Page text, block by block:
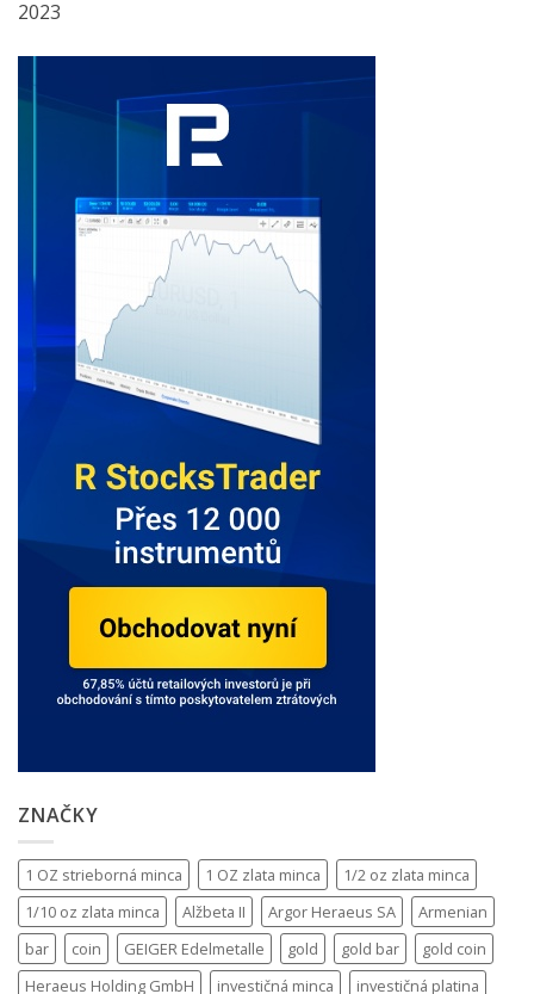
2023
ZNAČKY
1 OZ strieborná minca 1 OZ zlata minca
1/2 oz zlata minca
1/10 oz zlata minca
Alžbeta II Argor Heraeus SA
Armenian
bar
coin GEIGER Edelmetalle gold gold bar
gold coin
Heraeus Holding GmbH
investičná minca investičná platina